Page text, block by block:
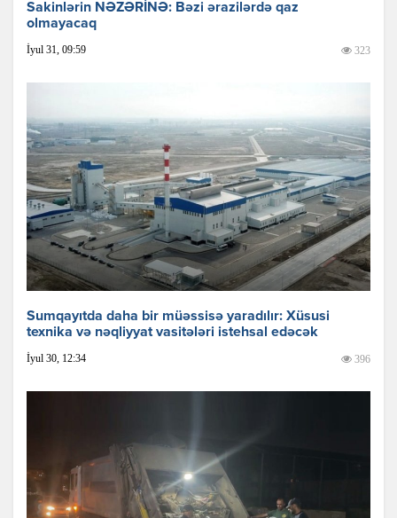
Sakinlərin NƏZƏRİNƏ: Bəzi ərazilərdə qaz
olmayacaq
İyul 31, 09:59 323
Sumqayıtda daha bir müəssisə yaradılır: Xüsusi
texnika və nəqliyyat vasitələri istehsal edəcək
İyul 30, 12:34 396